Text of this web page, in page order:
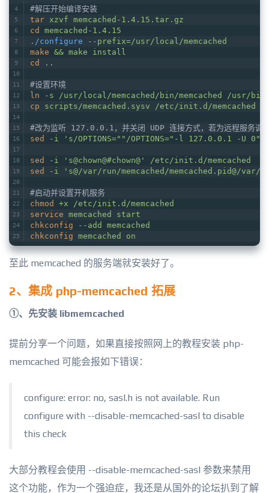
#解压开始编译安装
tar xzvf memcached-1.4.15.tar.gz
cd
memcached-1.4.15
./configure
--prefix=/usr/local/memcached
make && make install
cd
..
#设置环境
ln
-s /usr/local/memcached/bin/memcached /usr/bin/
cp
scripts/memcached.sysv /etc/init.d/memcached
#改为监听 127.0.0.1，并关闭 UDP 连接方式，若为远程服务调
sed
-i 's/OPTIONS=""/OPTIONS="-l 127.0.0.1 -U
sed
-i 's@chown@#chown@' /etc/init.d/memcached
sed
-i 's@/var/run/memcached/memcached.pid@/
#启动并设置开机服务
chmod
+x /etc/init.d/memcached
service memcached start
chkconfig
--add memcached
chkconfig memcached on
至此 memcached 的服务端就安装好了。
2、集成 php-memcached 拓展
①、先安装 libmemcached
提前分享一个问题，如果直接按照网上的教程安装 php-
memcached 可能会报如下错误：
configure: error: no, sasl.h is not available. Run
configure with --disable-memcached-sasl to disable
this check
大部分教程会使用 --disable-memcached-sasl 参数来禁用
这个功能，作为一个强迫症，我还是从国外的论坛扒到了解